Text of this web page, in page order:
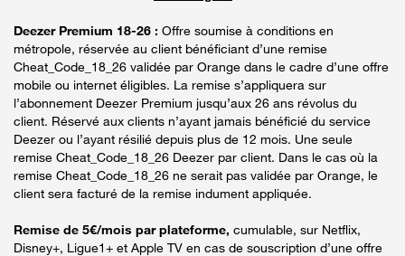
Deezer Premium 18-26 : Offre soumise à conditions en
métropole, réservée au client bénéficiant d’une remise
Cheat_Code_18_26 validée par Orange dans le cadre d’une offre
mobile ou internet éligibles. La remise s’appliquera sur
l’abonnement Deezer Premium jusqu’aux 26 ans révolus du
client. Réservé aux clients n’ayant jamais bénéficié du service
Deezer ou l’ayant résilié depuis plus de 12 mois. Une seule
remise Cheat_Code_18_26 Deezer par client. Dans le cas où la
remise Cheat_Code_18_26 ne serait pas validée par Orange, le
client sera facturé de la remise indument appliquée.
Remise de 5€/mois par plateforme, cumulable, sur Netflix,
Disney+, Ligue1+ et Apple TV en cas de souscription d’une offre